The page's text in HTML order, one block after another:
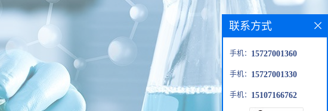
联系方式
手机： 15727001360
手机： 15727001330
手机： 15107166762